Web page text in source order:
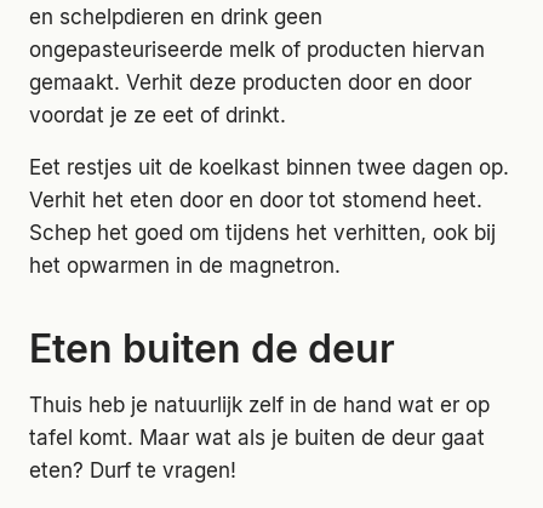
en schelpdieren en drink geen
ongepasteuriseerde melk of producten hiervan
gemaakt. Verhit deze producten door en door
voordat je ze eet of drinkt.
Eet restjes uit de koelkast binnen twee dagen op.
Verhit het eten door en door tot stomend heet.
Schep het goed om tijdens het verhitten, ook bij
het opwarmen in de magnetron.
Eten buiten de deur
Thuis heb je natuurlijk zelf in de hand wat er op
tafel komt. Maar wat als je buiten de deur gaat
eten? Durf te vragen!